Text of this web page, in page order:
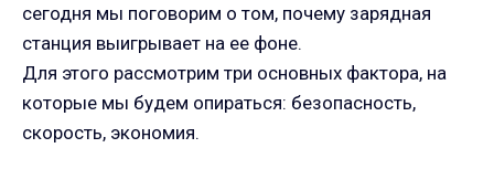
сегодня мы поговорим о том, почему зарядная
станция выигрывает на ее фоне.
Для этого рассмотрим три основных фактора, на
которые мы будем опираться: безопасность,
скорость, экономия.